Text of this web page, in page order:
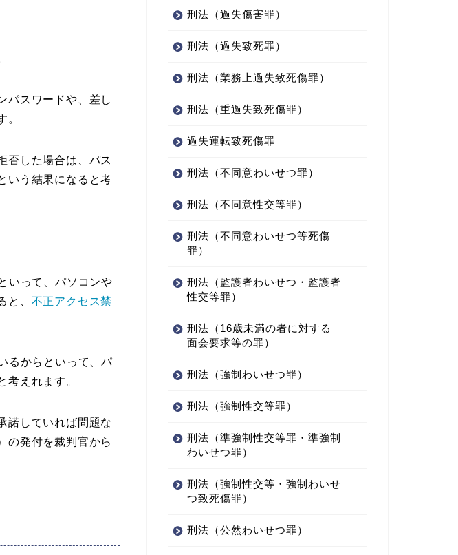
パスワードや、差し
。
否した場合は、パス
いう結果になると考
いって、パソコンや
と、 不正アクセス禁
るからといって、パ
考えれます。
諾していれば問題な
の発付を裁判官から
刑法（過失傷害罪）
刑法（過失致死罪）
刑法（業務上過失致死傷罪）
刑法（重過失致死傷罪）
過失運転致死傷罪
刑法（不同意わいせつ罪）
刑法（不同意性交等罪）
刑法（不同意わいせつ等死傷
罪）
刑法（監護者わいせつ・監護者
性交等罪）
刑法（16歳未満の者に対する
面会要求等の罪）
刑法（強制わいせつ罪）
刑法（強制性交等罪）
刑法（準強制性交等罪・準強制
わいせつ罪）
刑法（強制性交等・強制わいせ
つ致死傷罪）
刑法（公然わいせつ罪）